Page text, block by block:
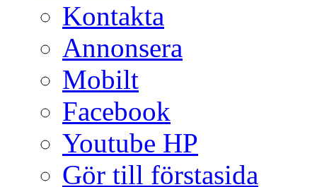
Kontakta
Annonsera
Mobilt
Facebook
Youtube HP
Gör till förstasida